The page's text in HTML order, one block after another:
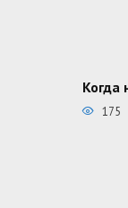
Когда
175